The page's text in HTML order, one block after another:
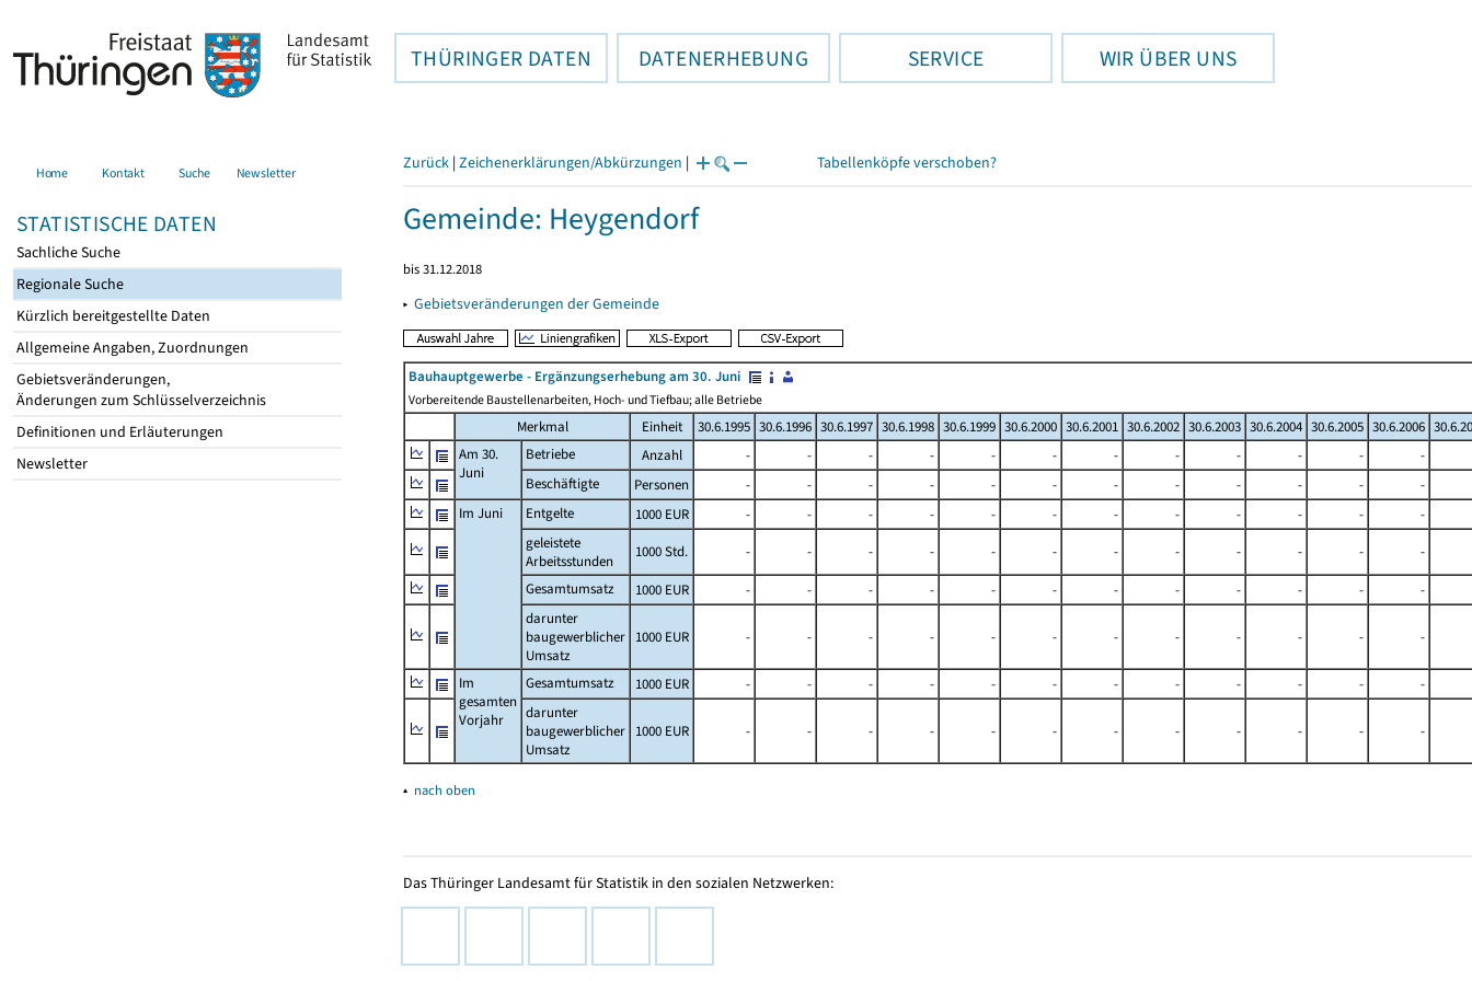
THÜRINGER DATEN DATENERHEBUNG SERVICE WIR ÜBER UNS
Home Kontakt Suche Newsletter
STATISTISCHE DATEN
Sachliche Suche
Regionale Suche
Kürzlich bereitgestellte Daten
Allgemeine Angaben, Zuordnungen
Gebietsveränderungen,
Änderungen zum Schlüsselverzeichnis
Definitionen und Erläuterungen
Newsletter
Zurück | Zeichenerklärungen/Abkürzungen | Tabellenköpfe verschoben?
Gemeinde: Heygendorf
bis 31.12.2018
▸ Gebietsveränderungen der Gemeinde
Bauhauptgewerbe - Ergänzungserhebung am 30. Juni
Vorbereitende Baustellenarbeiten, Hoch- und Tiefbau; alle Betriebe
Merkmal Einheit 30.6.1995 30.6.1996 30.6.1997 30.6.1998 30.6.1999 30.6.2000 30.6.2001 30.6.2002 30.6.2003 30.6.2004 30.6.2005 30.6.2006
Am 30.
Juni
Betriebe Anzahl - - - - - - - - - - -
-
Beschäftigte
Personen - - - - - - - - - - -
-
Im Juni
Entgelte 1000 EUR - - - - - - - - - - -
-
geleistete
Arbeitsstunden
1000 Std. - - - - - - - - - - -
-
Gesamtumsatz
1000 EUR - - - - - - - - - - -
-
darunter
baugewerblicher
Umsatz
1000 EUR - - - - - - - - - - - -
Im
gesamten
Vorjahr
Gesamtumsatz 1000 EUR - - - - - - - - - - -
-
darunter
baugewerblicher
Umsatz
1000 EUR - - - - - - - - - - - -
▴ nach oben
Das Thüringer Landesamt für Statistik in den sozialen Netzwerken: